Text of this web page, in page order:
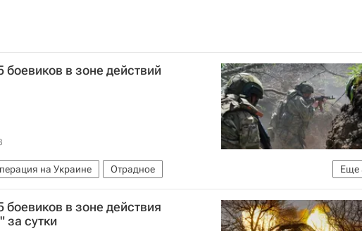
боевиков в зоне действий
Еще
на Украине
Отрадное
Вооруженные силы Украины
РФ (Минобороны РФ)
Безопасность Вооруженные силы РФ
боевиков в зоне действия
за сутки